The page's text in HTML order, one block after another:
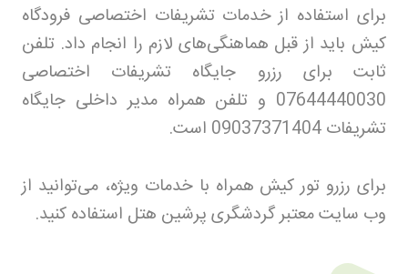
برای استفاده از خدمات تشریفات اختصاصی فرودگاه
کیش باید از قبل هماهنگی‌های لازم را انجام داد. تلفن
ثابت برای رزرو جایگاه تشریفات اختصاصی
07644440030 و تلفن همراه مدیر داخلی جایگاه
تشریفات 09037371404 است
.
برای رزرو تور کیش همراه با خدمات ویژه، می‌توانید از
وب‌ سایت‌ معتبر گردشگری پرشین هتل استفاده کنید.